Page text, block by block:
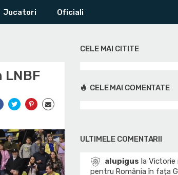
Jucatori Oficiali
LNBF
CELE MAI CITITE
CELE MAI COMENTATE
ULTIMELE COMENTARII
alupigus la Victorie
pentru România în fața